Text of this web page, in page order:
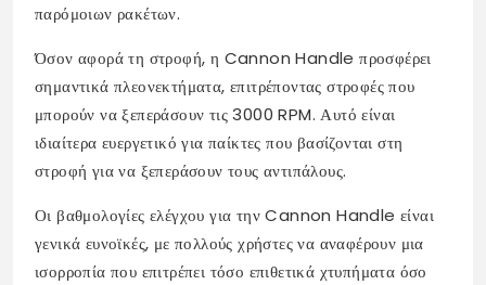
παρόμοιων ρακέτων.
Όσον αφορά τη στροφή, η Cannon Handle προσφέρει
σημαντικά πλεονεκτήματα, επιτρέποντας στροφές που
μπορούν να ξεπεράσουν τις 3000 RPM. Αυτό είναι
ιδιαίτερα ευεργετικό για παίκτες που βασίζονται στη
στροφή για να ξεπεράσουν τους αντιπάλους.
Οι βαθμολογίες ελέγχου για την Cannon Handle είναι
γενικά ευνοϊκές, με πολλούς χρήστες να αναφέρουν μια
ισορροπία που επιτρέπει τόσο επιθετικά χτυπήματα όσο